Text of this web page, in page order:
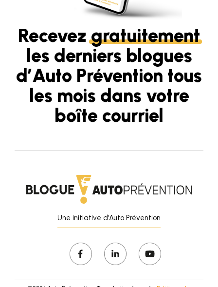
Recevezgratuitement
les derniers blogues
d’Auto Prévention tous
les mois dans votre
boîte courriel
Une initiative d’Auto Prévention